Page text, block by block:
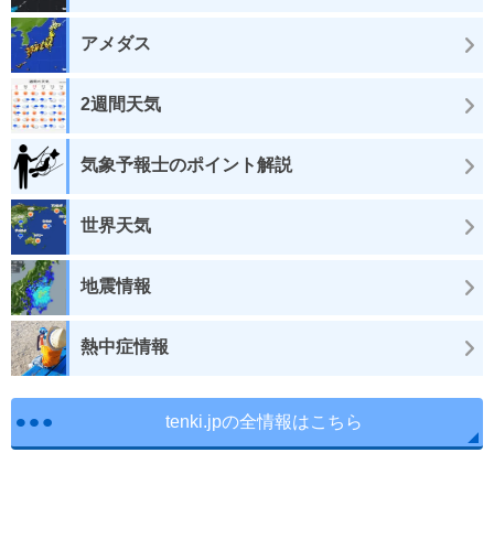
アメダス
2週間天気
気象予報士のポイント解説
世界天気
地震情報
熱中症情報
tenki.jpの全情報はこちら